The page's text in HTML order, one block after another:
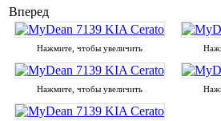
Вперед
Нажмите, чтобы увеличить
Нажмите, чтобы увеличить